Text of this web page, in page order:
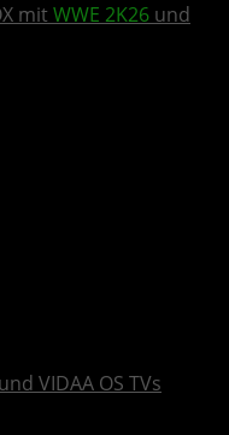
mit WWE 2K26 und
und VIDAA OS TVs